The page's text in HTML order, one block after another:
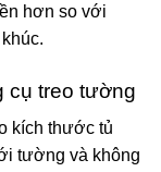
hơn so với
cụ treo tường
kích thước tủ
tường và không